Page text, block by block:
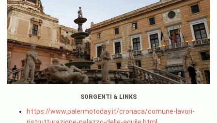
SORGENTI & LINKS
https://www.palermotoday.it/cronaca/comune-lavori-